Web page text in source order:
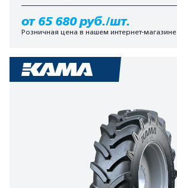
от 65 680 руб./шт.
Розничная цена в нашем интернет-магазине